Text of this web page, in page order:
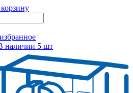
наличии 5 шт